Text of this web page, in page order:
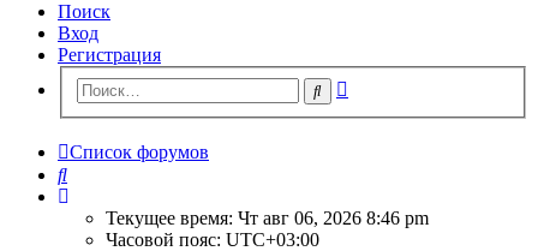
Поиск
Вход
Регистрация
Поиск
Список форумов
Поиск
Текущее время: Чт авг 06, 2026 8:46 pm
Часовой пояс: UTC+03:00